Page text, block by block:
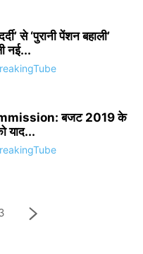
से ‘पुरानी पेंशन बहाली’
नई...
बजट 2019 के
याद...